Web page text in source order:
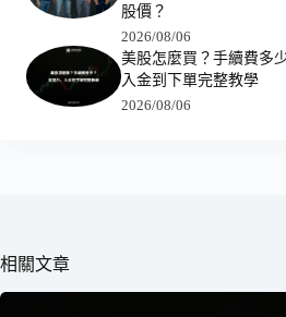
股價？
2026/08/06
美股怎麼買？手續費多
入金到下單完整教學
2026/08/06
相關文章